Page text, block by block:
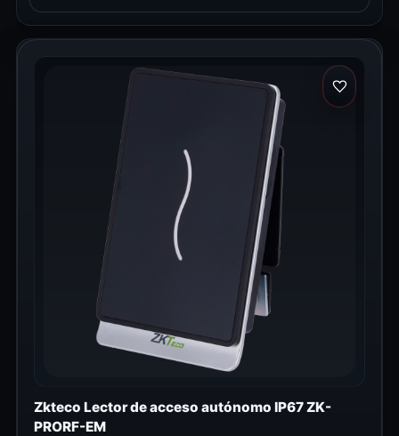
Zkteco Lector de acceso autónomo IP67 ZK-
PRORF-EM